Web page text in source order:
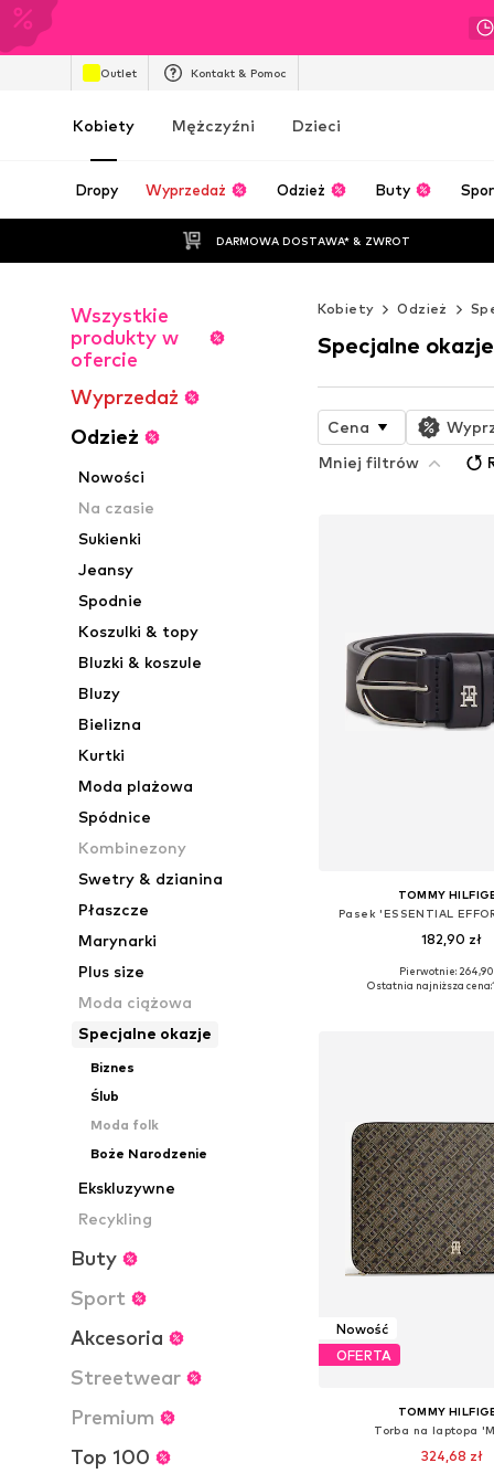
Outlet Kontakt & Pomoc
Kobiety Mężczyźni Dzieci
Dropy Wyprzedaż Odzież Buty
DARMOWA DOSTAWA* & ZWROT
Wszystkie
produkty w
ofercie
Wyprzedaż
Odzież
Nowości
Na czasie
Sukienki
Jeansy
Spodnie
Koszulki & topy
Bluzki & koszule
Bluzy
Bielizna
Kurtki
Moda plażowa
Spódnice
Kombinezony
Swetry & dzianina
Płaszcze
Marynarki
Plus size
Moda ciążowa
Specjalne okazje
Biznes
Ślub
Moda folk
Boże Narodzenie
Ekskluzywne
Recykling
Buty
Sport
Akcesoria
Streetwear
Premium
Top 100
Kobiety Odzież
Specjalne okazje
Cena
Mniej filtrów
TOMMY
Pasek 'ESSENTIAL
182,90 zł
+1
Dostępne w różnych
Pierwotnie: 264,90
Ostatnia najniższa cena:
Nowość
OFERTA
TOMMY
Torba na laptopa
324,68 zł